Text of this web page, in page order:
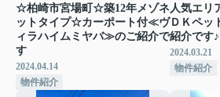
☆柏崎市宮場町☆築12年メゾネ
ットタイプ☆カーポート付≪ヴ
ィラハイムミヤバ≫のご紹介で
す
2024.04.14
物件紹介
人気エリ
ＤＫペッ
紹介です♪
2024.03.21
物件紹介